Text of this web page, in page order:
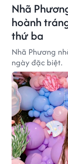
Nhã
hoành
thứ ba
Nhã Phương
ngày đặc biệt.